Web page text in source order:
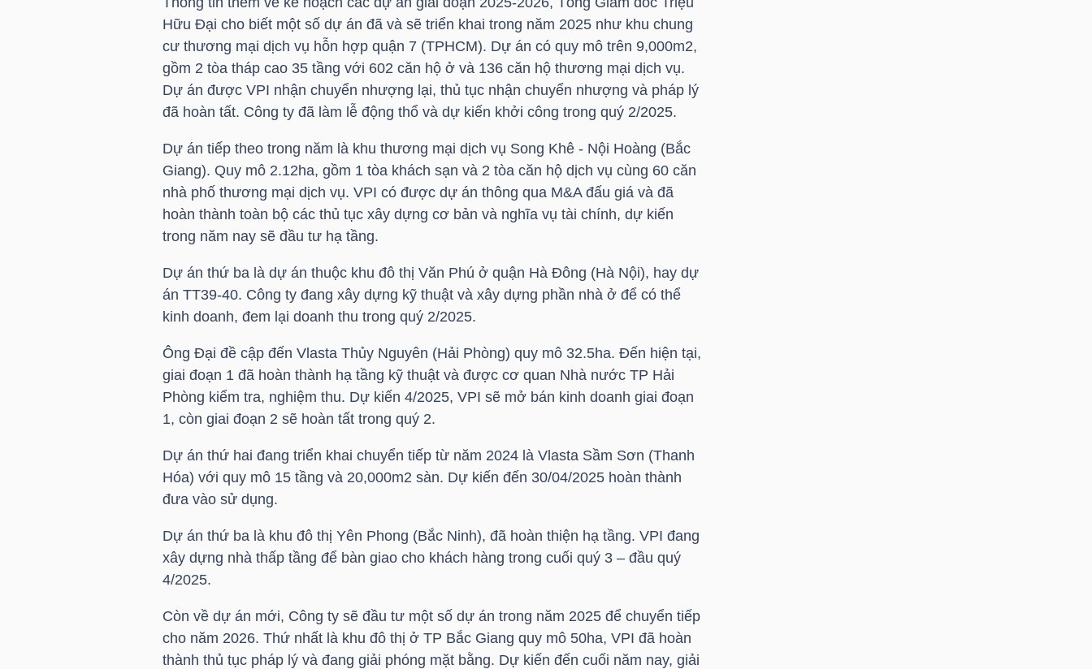
Hữu Đại cho biết một số dự án đã và sẽ triển khai trong năm 2025 như khu chung
cư thương mại dịch vụ hỗn hợp quận 7 (TPHCM). Dự án có quy mô trên 9,000m2,
gồm 2 tòa tháp cao 35 tầng với 602 căn hộ ở và 136 căn hộ thương mại dịch vụ.
Dự án được VPI nhận chuyển nhượng lại, thủ tục nhận chuyển nhượng và pháp lý
đã hoàn tất. Công ty đã làm lễ động thổ và dự kiến khởi công trong quý 2/2025.
Dự án tiếp theo trong năm là khu thương mại dịch vụ Song Khê - Nội Hoàng (Bắc
Giang). Quy mô 2.12ha, gồm 1 tòa khách sạn và 2 tòa căn hộ dịch vụ cùng 60 căn
nhà phố thương mại dịch vụ. VPI có được dự án thông qua M&A đấu giá và đã
hoàn thành toàn bộ các thủ tục xây dựng cơ bản và nghĩa vụ tài chính, dự kiến
trong năm nay sẽ đầu tư hạ tầng.
Dự án thứ ba là dự án thuộc khu đô thị Văn Phú ở quận Hà Đông (Hà Nội), hay dự
án TT39-40. Công ty đang xây dựng kỹ thuật và xây dựng phần nhà ở để có thể
kinh doanh, đem lại doanh thu trong quý 2/2025.
Ông Đại đề cập đến Vlasta Thủy Nguyên (Hải Phòng) quy mô 32.5ha. Đến hiện tại,
giai đoạn 1 đã hoàn thành hạ tầng kỹ thuật và được cơ quan Nhà nước TP Hải
Phòng kiểm tra, nghiệm thu. Dự kiến 4/2025, VPI sẽ mở bán kinh doanh giai đoạn
1, còn giai đoạn 2 sẽ hoàn tất trong quý 2.
Dự án thứ hai đang triển khai chuyển tiếp từ năm 2024 là Vlasta Sầm Sơn (Thanh
Hóa) với quy mô 15 tầng và 20,000m2 sàn. Dự kiến đến 30/04/2025 hoàn thành
đưa vào sử dụng.
Dự án thứ ba là khu đô thị Yên Phong (Bắc Ninh), đã hoàn thiện hạ tầng. VPI đang
xây dựng nhà thấp tầng để bàn giao cho khách hàng trong cuối quý 3 – đầu quý
4/2025.
Còn về dự án mới, Công ty sẽ đầu tư một số dự án trong năm 2025 để chuyển tiếp
cho năm 2026. Thứ nhất là khu đô thị ở TP Bắc Giang quy mô 50ha, VPI đã hoàn
thành thủ tục pháp lý và đang giải phóng mặt bằng. Dự kiến đến cuối năm nay, giải